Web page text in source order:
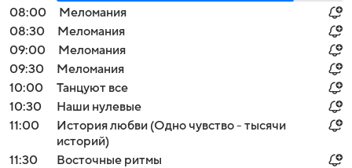
08:00
Меломания
08:30
Меломания
09:00
Меломания
09:30
Меломания
10:00
Танцуют все
10:30
Наши нулевые
11:00
История любви (Одно чувство - тысячи
историй)
11:30
Восточные ритмы